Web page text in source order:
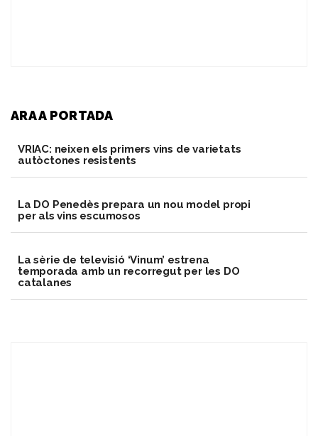
ARA A PORTADA
VRIAC: neixen els primers vins de varietats
autòctones resistents
​La DO Penedès prepara un nou model propi
per als vins escumosos
La sèrie de televisió ‘Vinum’ estrena
temporada amb un recorregut per les DO
catalanes